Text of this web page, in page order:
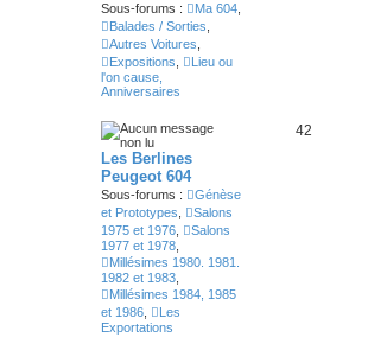
Sous-forums :
Ma 604
Balades / Sorties
Autres Voitures
Expositions
Lieu ou
l'on cause,
Anniversaires
Les Berlines
Peugeot 604
Sous-forums :
Génèse
et Prototypes
Salons
1975 et 1976
Salons
1977 et 1978
Millésimes 1980. 1981.
1982 et 1983
Millésimes 1984, 1985
et 1986
Les
Exportations
42